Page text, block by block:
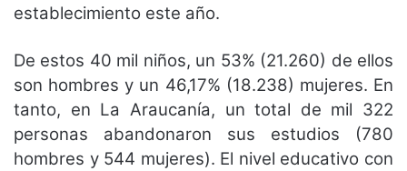
establecimiento este año.
De estos 40 mil niños, un 53% (21.260) de ellos
son hombres y un 46,17% (18.238) mujeres. En
tanto, en La Araucanía, un total de mil 322
personas abandonaron sus estudios (780
hombres y 544 mujeres). El nivel educativo con